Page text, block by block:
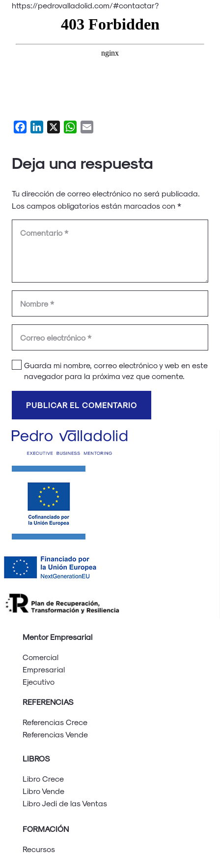
https://pedrovalladolid.com/#contactar?
FacebookLinkedIn WhatsApp
Deja una respuesta
Tu dirección de correo electrónico no será publicada.
Los campos obligatorios están marcados con *
Guarda mi nombre, correo electrónico y web en este
navegador para la próxima vez que comente.
PUBLICAR EL COMENTARIO
Mentor Empresarial
Comercial
Empresarial
Ejecutivo
REFERENCIAS
Referencias Crece
Referencias Vende
LIBROS
Libro Crece
Libro Vende
Libro Jedi de las Ventas
FORMACIÓN
Recursos